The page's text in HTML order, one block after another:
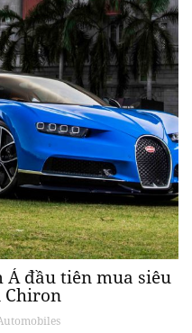
đầu tiên mua siêu
Chiron